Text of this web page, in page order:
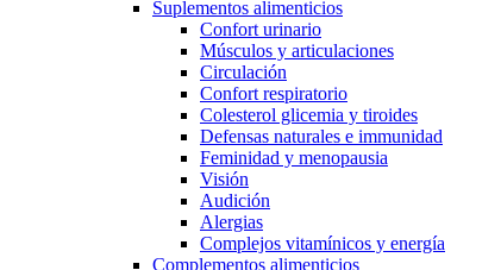
Suplementos alimenticios
Confort urinario
Músculos y articulaciones
Circulación
Confort respiratorio
Colesterol glicemia y tiroides
Defensas naturales e immunidad
Feminidad y menopausia
Visión
Audición
Alergias
Complejos vitamínicos y energía
Complementos alimenticios